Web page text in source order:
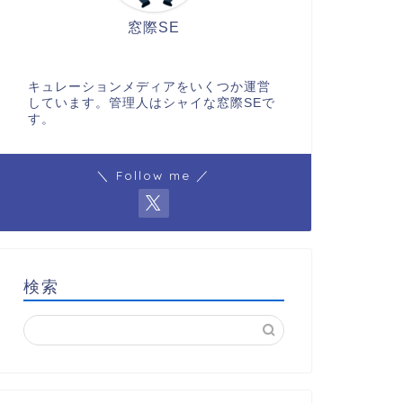
窓際SE
キュレーションメディアをいくつか運営
しています。管理人はシャイな窓際SEで
す。
＼ Follow me ／
検索